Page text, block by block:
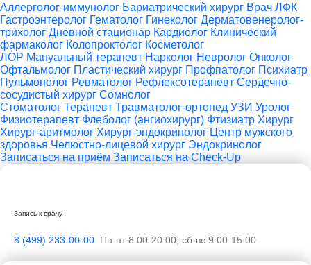
Аллерголог-иммунолог Бариатрический хирург Врач ЛФК
Гастроэнтеролог Гематолог Гинеколог Дерматовенеролог-
трихолог Дневной стационар Кардиолог Клинический
фармаколог Колопроктолог Косметолог
ЛОР Мануальный терапевт Нарколог Невролог Онколог
Офтальмолог Пластический хирург Профпатолог Психиатр
Пульмонолог Ревматолог Рефлексотерапевт Сердечно-
сосудистый хирург Сомнолог
Стоматолог Терапевт Травматолог-ортопед УЗИ Уролог
Физиотерапевт Флеболог (ангиохирург) Фтизиатр Хирург
Хирург-аритмолог Хирург-эндокринолог Центр мужского
здоровья Челюстно-лицевой хирург Эндокринолог
Записаться на приём Записаться на Check-Up
Запись к врачу
8 (499) 233-00-00 Пн-пт 8:00-20:00; сб-вс 9:00-15:00